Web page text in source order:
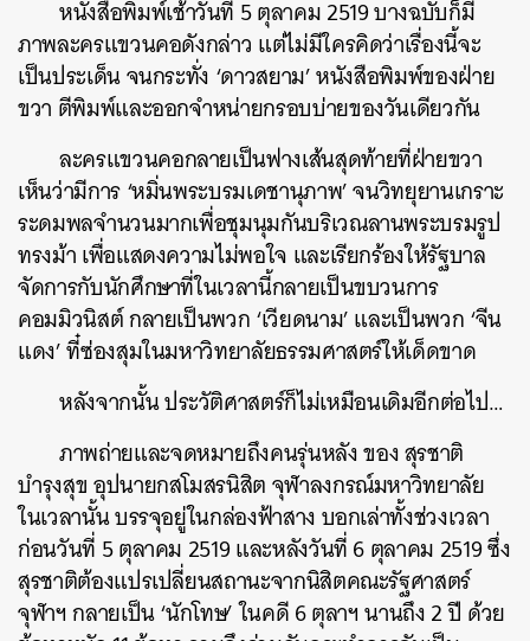
หนังสือพิมพ์เช้าวันที่ 5 ตุลาคม 2519 บางฉบับก็มี
ภาพละครแขวนคอดังกล่าว แต่ไม่มีใครคิดว่าเรื่องนี้จะ
เป็นประเด็น จนกระทั่ง ‘ดาวสยาม’ หนังสือพิมพ์ของฝ่าย
ขวา ตีพิมพ์และออกจำหน่ายกรอบบ่ายของวันเดียวกัน
ละครแขวนคอกลายเป็นฟางเส้นสุดท้ายที่ฝ่ายขวา
เห็นว่ามีการ ‘หมิ่นพระบรมเดชานุภาพ’ จนวิทยุยานเกราะ
ระดมพลจำนวนมากเพื่อชุมนุมกันบริเวณลานพระบรมรูป
ทรงม้า เพื่อแสดงความไม่พอใจ และเรียกร้องให้รัฐบาล
จัดการกับนักศึกษาที่ในเวลานี้กลายเป็นขบวนการ
คอมมิวนิสต์ กลายเป็นพวก ‘เวียดนาม’ และเป็นพวก ‘จีน
แดง’ ที๋ซ่องสุมในมหาวิทยาลัยธรรมศาสตร์ให้เด็ดขาด
หลังจากนั้น ประวัติศาสตร์ก็ไม่เหมือนเดิมอีกต่อไป…
ภาพถ่ายและจดหมายถึงคนรุ่นหลัง ของ สุรชาติ
บำรุงสุข อุปนายกสโมสรนิสิต จุฬาลงกรณ์มหาวิทยาลัย
ในเวลานั้น บรรจุอยู่ในกล่องฟ้าสาง บอกเล่าทั้งช่วงเวลา
ก่อนวันที่ 5 ตุลาคม 2519 และหลังวันที่ 6 ตุลาคม 2519 ซึ่ง
สุรชาติต้องแปรเปลี่ยนสถานะจากนิสิตคณะรัฐศาสตร์
จุฬาฯ กลายเป็น ‘นักโทษ’ ในคดี 6 ตุลาฯ นานถึง 2 ปี ด้วย